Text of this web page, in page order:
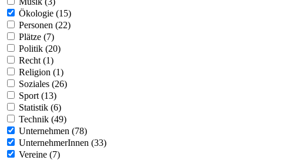
Ökologie (15)
Personen (22)
Plätze (7)
Politik (20)
Recht (1)
Religion (1)
Soziales (26)
Sport (13)
Statistik (6)
Technik (49)
Unternehmen (78)
UnternehmerInnen (33)
Vereine (7)